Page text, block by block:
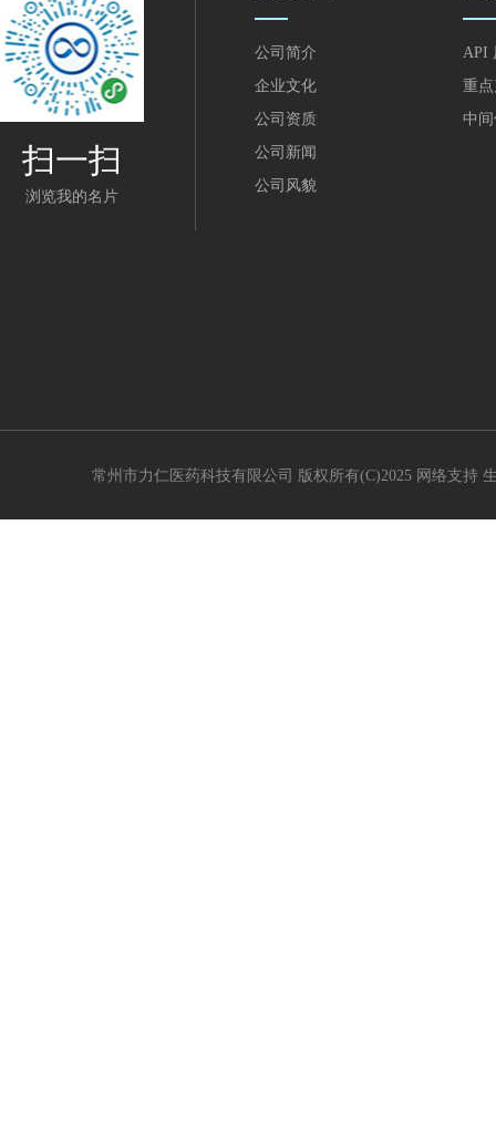
扫一扫
浏览我的名片
公司简介
企业文化
公司资质
公司新闻
公司风貌
API
重
中
常州市力仁医药科技有限公司 版权所有(C)2025 网络支持